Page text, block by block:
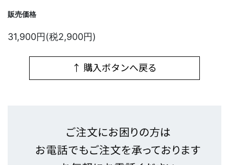
販売価格
31,900円(税2,900円)
↑ 購入ボタンへ戻る